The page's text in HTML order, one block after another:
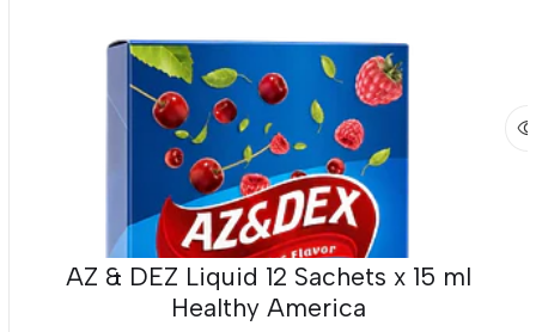
AZ & DEZ Liquid 12 Sachets x 15 ml
Healthy America